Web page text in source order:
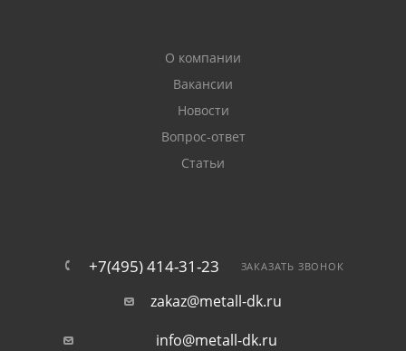
О компании
Вакансии
Новости
Вопрос-ответ
Статьи
+7(495) 414-31-23 ЗАКАЗАТЬ ЗВОНОК
zakaz@metall-dk.ru
info@metall-dk.ru